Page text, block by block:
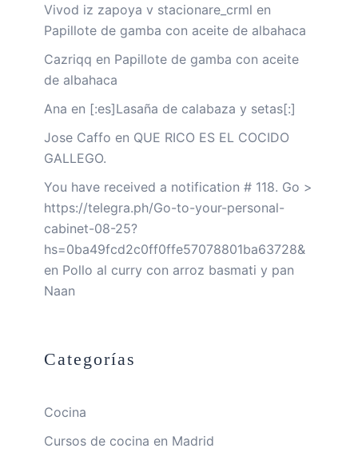
Vivod iz zapoya v stacionare_crml en
Papillote de gamba con aceite de albahaca
Cazriqq en Papillote de gamba con aceite
de albahaca
Ana en [:es]Lasaña de calabaza y setas[:]
Jose Caffo en QUE RICO ES EL COCIDO
GALLEGO.
You have received a notification # 118. Go >
https://telegra.ph/Go-to-your-personal-
cabinet-08-25?
hs=0ba49fcd2c0ff0ffe57078801ba63728&
en Pollo al curry con arroz basmati y pan
Naan
Categorías
Cocina
Cursos de cocina en Madrid